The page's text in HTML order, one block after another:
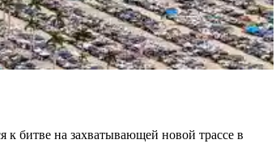
битве на захватывающей новой трассе в